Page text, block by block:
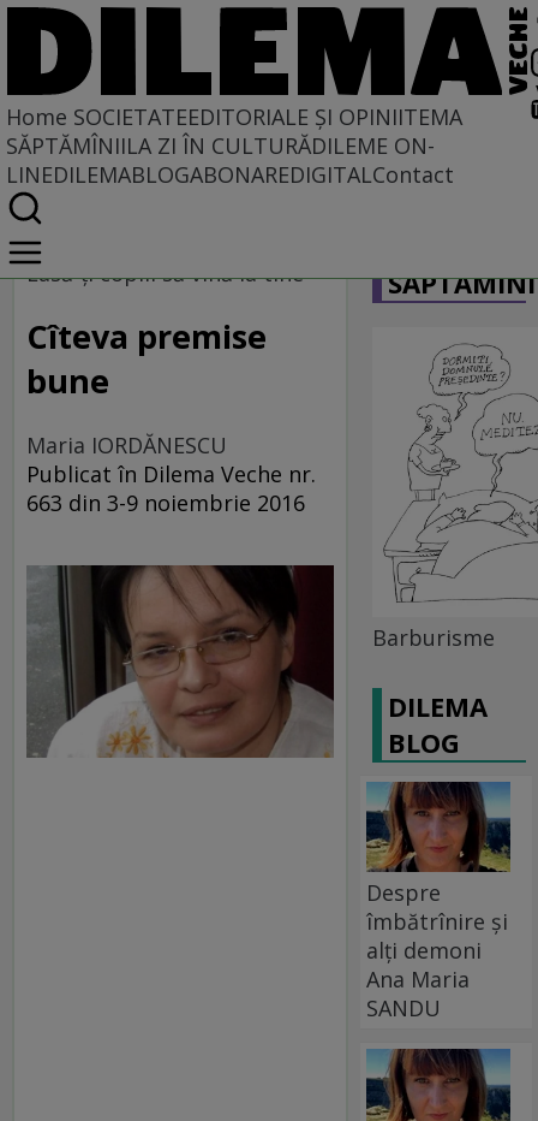
Home SOCIETATEEDITORIALE ȘI OPINIITEMA
SĂPTĂMÎNIILA ZI ÎN CULTURĂDILEME ON-
LINEDILEMABLOGABONAREDIGITALContact
Home
Societate
Lasă-ţi copiii să vină la tine
Cîteva premise
bune
Maria IORDĂNESCU
Publicat în Dilema Veche nr.
663 din 3-9 noiembrie 2016
Barburisme
DILEMA
BLOG
Despre
îmbătrînire și
alți demoni
Ana Maria
SANDU